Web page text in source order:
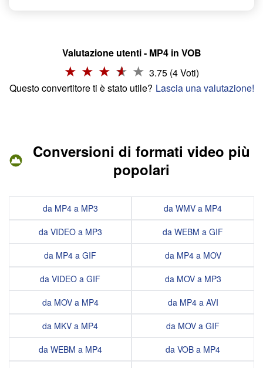
Valutazione utenti - MP4 in VOB
3.75 (4 Voti)
Questo convertitore ti è stato utile? Lascia una valutazione!
Conversioni di formati video più
popolari
da MP4 a MP3
da VIDEO a MP3
da MP4 a GIF
da VIDEO a GIF
da MOV a MP4
da MKV a MP4
da WEBM a MP4
da WMV a MP4
da WEBM a GIF
da MP4 a MOV
da MOV a MP3
da MP4 a AVI
da MOV a GIF
da VOB a MP4